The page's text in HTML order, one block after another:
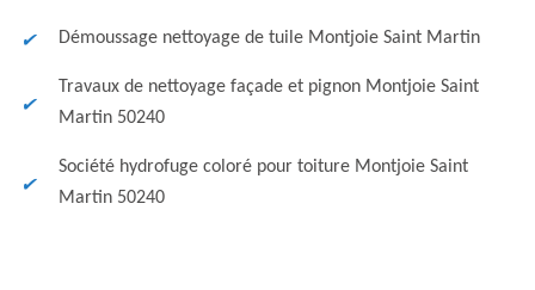
Démoussage nettoyage de tuile Montjoie Saint Martin
Travaux de nettoyage façade et pignon Montjoie Saint
Martin 50240
Société hydrofuge coloré pour toiture Montjoie Saint
Martin 50240